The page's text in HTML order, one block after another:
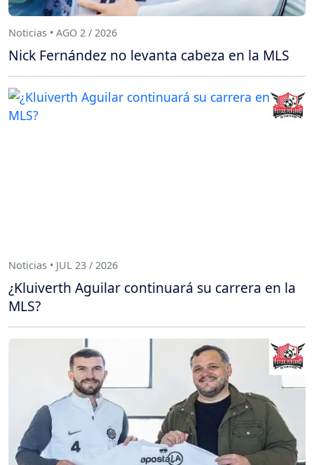
Noticias • AGO 2 / 2026
Nick Fernández no levanta cabeza en la MLS
Noticias • JUL 23 / 2026
¿Kluiverth Aguilar continuará su carrera en la
MLS?